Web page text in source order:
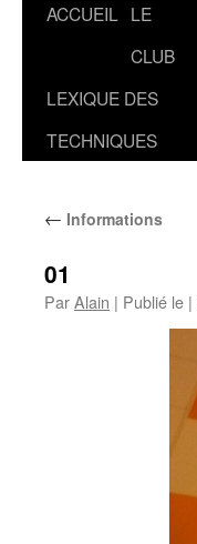
ACCUEIL LE
CLUB
LEXIQUE DES
TECHNIQUES
← Informations
01
ParAlain | Publié le |